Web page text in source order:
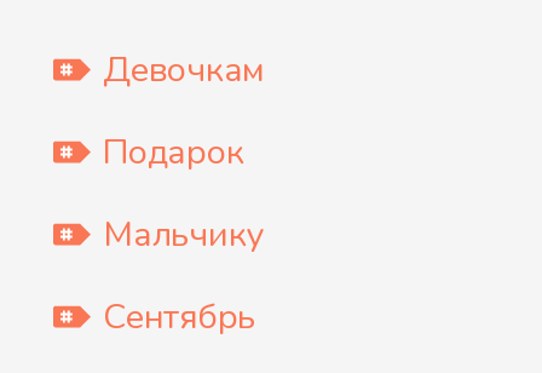
Девочкам
Подарок
Мальчику
Сентябрь